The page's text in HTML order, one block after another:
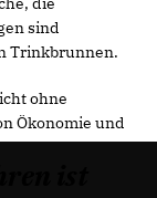
sind
Trinkbrunnen.
ohne
Ökonomie und
ist